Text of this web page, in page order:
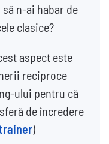
n-ai habar de
clasice?
aspect este
reciproce
ului pentru că
de încredere
trainer)